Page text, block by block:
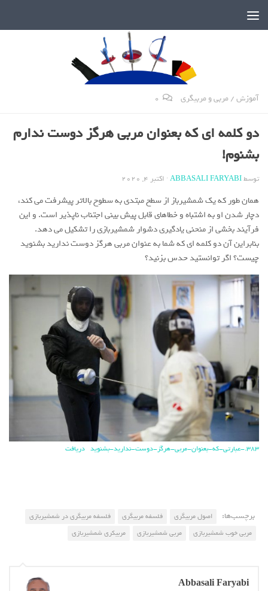
آموزش/مربی و مربیگری 0
دو کلمه ای که بعنوان مربی هرگز دوست ندارم
بشنوم!
توسطABBASALI FARYABI
· اکتبر 4, 2020
همان طور که یک شمشیرباز از سطح مبتدی به سطوح بالاتر پیشرفت می کند،
دچار شدن او به اشتباه و خطاهای قابل پیش بینی اجتناب ناپذیر است. و این
فرآیند بخشی از منحنی یادگیری دشوار شمشیربازی را تشکیل می دهد.
بنابراین آن دو کلمه ای که شما به عنوان مربی هرگز دوست ندارید بشنوید
چیست؟ اگر توانستید حدس بزنید؟
383.-عبارتی-که-بعنوان-مربی-هرگز-دوست-ندارید-بشنوید دریافت
برچسب‌ها: اصول مربیگری فلسفه مربیگری
فلسفه مربیگری در شمشیربازی
مربی خوب شمشیربازی
مربی شمشیربازی مربیکری شمشیربازی
Abbasali Faryabi